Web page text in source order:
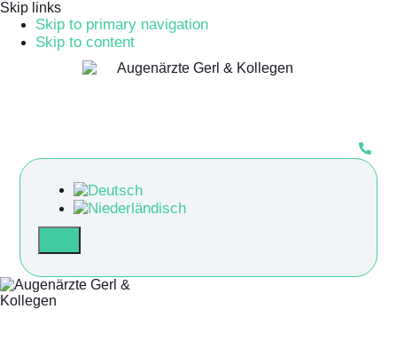
Skip links
Skip to primary navigation
Skip to content